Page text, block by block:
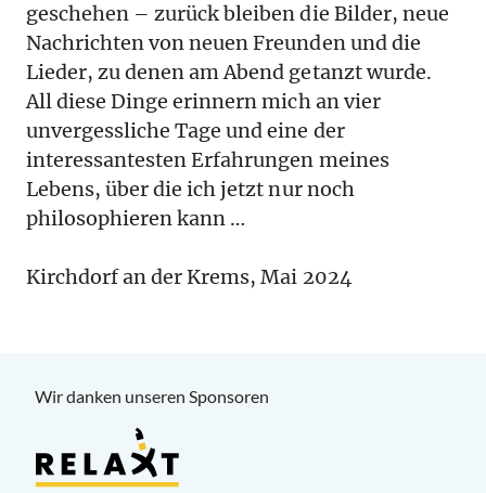
geschehen – zurück bleiben die Bilder, neue
Nachrichten von neuen Freunden und die
Lieder, zu denen am Abend getanzt wurde.
All diese Dinge erinnern mich an vier
unvergessliche Tage und eine der
interessantesten Erfahrungen meines
Lebens, über die ich jetzt nur noch
philosophieren kann …
Kirchdorf an der Krems, Mai 2024
Wir danken unseren Sponsoren